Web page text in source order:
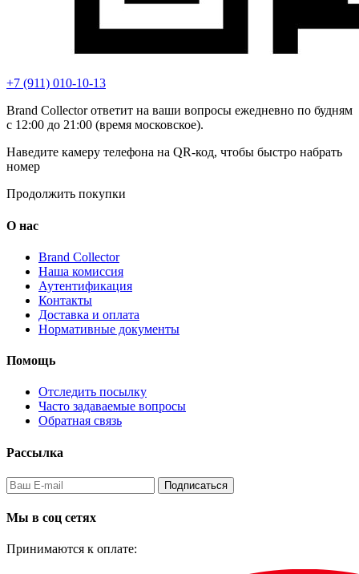
+7 (911) 010-10-13
Brand Collector ответит на ваши вопросы ежедневно по будням
с 12:00 до 21:00 (время московское).
Наведите камеру телефона на QR-код, чтобы быстро набрать
номер
Продолжить покупки
О нас
Brand Collector
Наша комиссия
Аутентификация
Контакты
Доставка и оплата
Нормативные документы
Помощь
Отследить посылку
Часто задаваемые вопросы
Обратная связь
Рассылка
Подписаться
Мы в соц сетях
Принимаются к оплате: